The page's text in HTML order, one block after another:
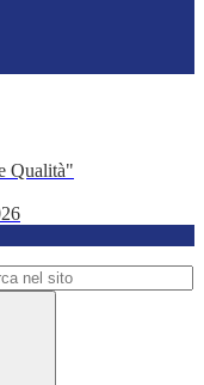
Qualità"